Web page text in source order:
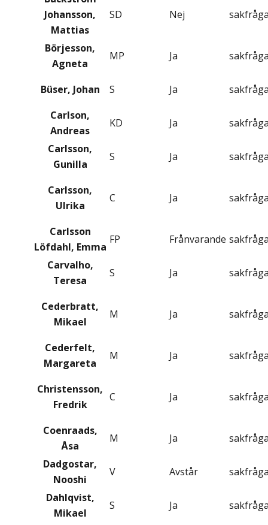
Johansson,
Mattias
SD Nej
Börjesson,
Agneta
MP Ja
Büser, Johan S Ja
Carlson,
Andreas
KD Ja
Carlsson,
Gunilla
S Ja
Carlsson,
Ulrika
C Ja
Carlsson
Löfdahl, Emma
FP Frånvarande
Carvalho,
Teresa
S Ja
Cederbratt,
Mikael
M Ja
Cederfelt,
Margareta
M Ja
Christensson,
Fredrik
C Ja
Coenraads,
Åsa
M Ja
Dadgostar,
Nooshi
V Avstår
Dahlqvist,
Mikael
S Ja